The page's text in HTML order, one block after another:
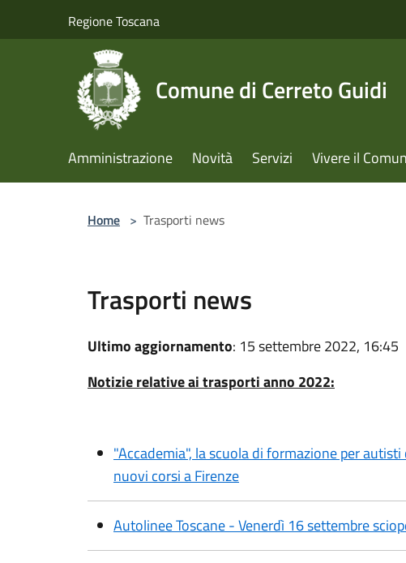
Regione Toscana
Comune di Cerreto Guidi
Amministrazione Novità Servizi Vivere il
Home > Trasporti news
Trasporti news
Ultimo aggiornamento: 15 settembre 2022, 16:45
Notizie relative ai trasporti anno 2022:
"Accademia", la scuola di formazione per
nuovi corsi a Firenze
Autolinee Toscane - Venerdì 16 settembre